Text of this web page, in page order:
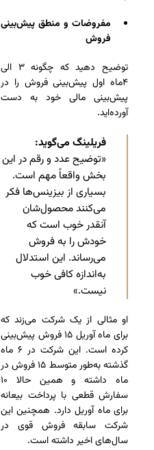
مفروضات و منطق پیش‌بینی
فروش
توضیح دهید که چگونه ۳ الی
۴ماه اول پیش‌بینی فروش را در
پیش‌بینی مالی خود به دست
آورده‌اید.
فریلینگ می‌گوید:
«توضیح عدد و رقم در این
بخش واقعاً مهم است.
بسیاری از بیزینس‌ها فکر
می‌کنند محصول‌شان
آنقدر خوب است که
خودش را به فروش
می‌رساند. این استدلال
به‌اندازه کافی خوب
نیست.»
او مثالی از یک شرکت می‌زند که
برای ماه آوریل ۱۵ فروش پیش‌بینی
کرده است. این شرکت در ۶ ماه
گذشته به‌طور متوسط ۱۵ فروش در
ماه داشته و همین حالا ۱۰
سفارش قطعی با پرداخت بیعانه
برای ماه آوریل دارد. همچنین این
شرکت سابقه فروش قوی در
سال‌های اخیر داشته است.